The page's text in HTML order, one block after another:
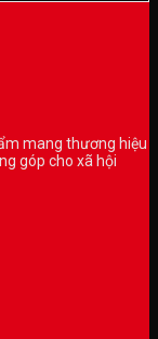
mang thương hiệu
góp cho xã hội